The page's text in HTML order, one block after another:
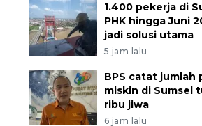
1.400 pekerja di
PHK hingga Juni
jadi solusi utama
5 jam lalu
BPS catat jumlah
miskin di Sumsel
ribu jiwa
6 jam lalu